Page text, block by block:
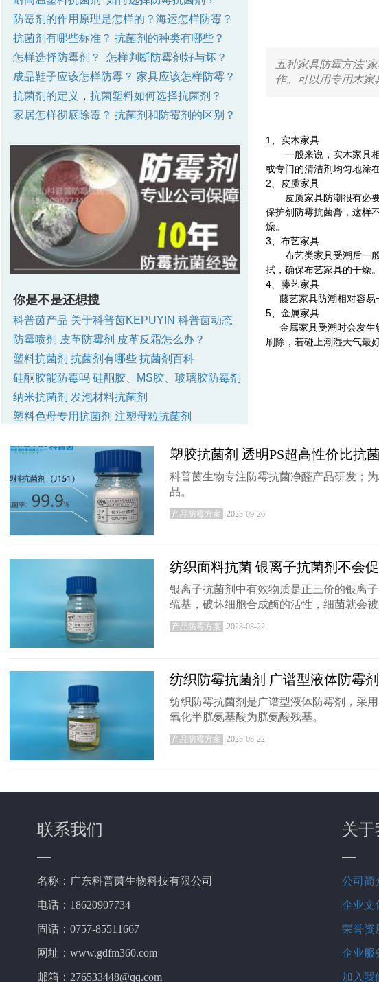
五种家具防霉方法“
作。可以用专用木家
1、实木家具
一般来说，实木家具相
或专门的清洁剂均匀地涂
2、皮质家具
皮质家具防潮很有必要
保护剂防霉抗菌膏，这样
燥。
3、布艺家具
布艺类家具受潮后一般
拭，确保布艺家具的干燥。
4、藤艺家具
藤艺家具防潮相对容易
5、金属家具
金属家具受潮时会发生
刷除，若碰上潮湿天气最
防霉剂的作用原理是怎样的？海运怎样防霉？
抗菌剂有哪些标准？ 抗菌剂的种类有哪些？
怎样选择防霉剂？
怎样判断防霉剂好与坏？
成品鞋子应该怎样防霉？ 家具应该怎样防霉？
抗菌剂的定义 ，抗菌塑料如何选择抗菌剂？
家居怎样彻底除霉？ 抗菌剂和防霉剂的区别？
你是不是还想搜
科普茵产品 关于科普茵KEPUYIN 科普茵动态
防霉喷剂 皮革防霉剂 皮革反霜怎么办？
塑料抗菌剂 抗菌剂有哪些 抗菌剂百科
硅酮胶能防霉吗 硅酮胶、MS胶、玻璃胶防霉剂
纳米抗菌剂 发泡材料抗菌剂
塑料色母专用抗菌剂 注塑母粒抗菌剂
如何联系科普茵防霉抗菌公司
纺织抗菌剂 AEM5700抗菌剂
气相防霉纸
气相防霉片 成品防霉必备
塑料防霉剂 PU/PVC/TPU/TPE/EVA/TPR、
聚氨酯、丙烯酸树脂、橡胶、硅橡胶专用防霉剂
最新动态，这里有你想要的防霉抗菌知识
塑胶抗菌剂 透明PS超高性价比抗
科普茵生物专注防霉抗菌净醛产品研发；
品。
产品防霉方案 2023-09-26
纺织面料抗菌 银离子抗菌剂不会
银离子抗菌剂中有效物质是正三价的银离
巯基，破坏细胞合成酶的活性，细菌就会
产品防霉方案 2023-08-22
纺织防霉抗菌剂 广谱型液体防霉
纺织防霉抗菌剂是广谱型液体防霉剂，采
氧化半胱氨基酸为胱氨酸残基。
产品防霉方案 2023-08-22
联系我们
—
名称：广东科普茵生物科技有限公司
电话：18620907734
固话：0757-85511667
网址：www.gdfm360.com
邮箱：276533448@qq.com
关于
—
公司简
企业文
荣誉资
企业服
加入我